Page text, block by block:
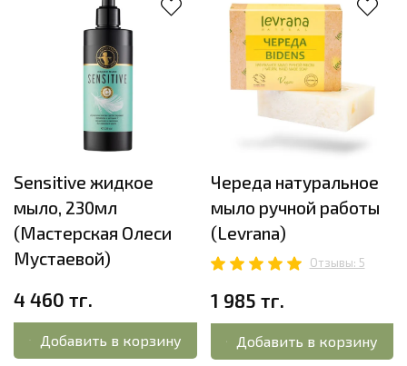
Sensitive жидкое
мыло, 230мл
(Мастерская Олеси
Мустаевой)
4 460 тг.
Добавить в корзину
Череда натуральное
мыло ручной работы
(Levrana)
Отзывы: 5
1 985 тг.
Добавить в корзину